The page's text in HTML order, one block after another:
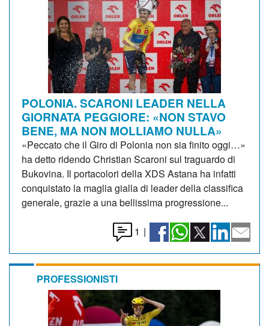
POLONIA. SCARONI LEADER NELLA
GIORNATA PEGGIORE: «NON STAVO
BENE, MA NON MOLLIAMO NULLA»
«Peccato che il Giro di Polonia non sia finito oggi…»
ha detto ridendo Christian Scaroni sul traguardo di
Bukovina. Il portacolori della XDS Astana ha infatti
conquistato la maglia gialla di leader della classifica
generale, grazie a una bellissima progressione...
1 |
PROFESSIONISTI